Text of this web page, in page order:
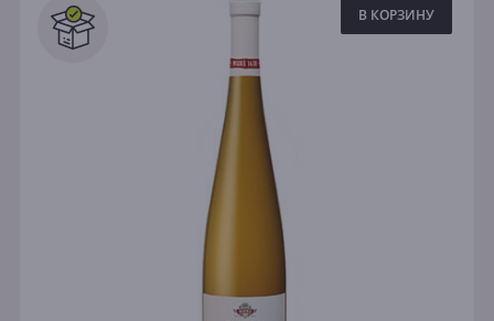
В КОРЗИНУ